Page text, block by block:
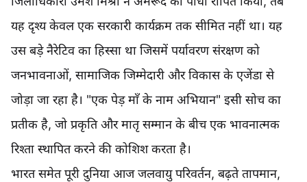
यह दृश्य केवल एक सरकारी कार्यक्रम तक सीमित नहीं था। यह
उस बड़े नैरेटिव का हिस्सा था जिसमें पर्यावरण संरक्षण को
जनभावनाओं, सामाजिक जिम्मेदारी और विकास के एजेंडा से
जोड़ा जा रहा है। "एक पेड़ माँ के नाम अभियान" इसी सोच का
प्रतीक है, जो प्रकृति और मातृ सम्मान के बीच एक भावनात्मक
रिश्ता स्थापित करने की कोशिश करता है।
भारत समेत पूरी दुनिया आज जलवायु परिवर्तन, बढ़ते तापमान,